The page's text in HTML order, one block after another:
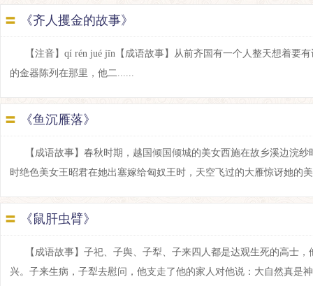
〓 《齐人攫金的故事》
【注音】qí rén jué jīn【成语故事】从前齐国有一个人整天想着
的金器陈列在那里，他二......
〓 《鱼沉雁落》
【成语故事】春秋时期，越国倾国倾城的美女西施在故乡溪边浣
时绝色美女王昭君在她出塞嫁给匈奴王时，天空飞过的大雁惊讶她的
〓 《鼠肝虫臂》
【成语故事】子祀、子舆、子犁、子来四人都是达观生死的高士
兴。子来生病，子犁去慰问，他支走了他的家人对他说：大自然真是